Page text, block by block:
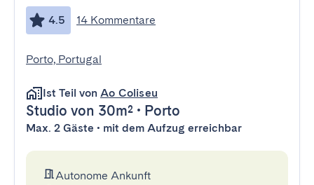
4.5 14 Kommentare
Porto, Portugal
Ist Teil von Ao Coliseu
Studio von 30m² • Porto
Max. 2 Gäste • mit dem Aufzug erreichbar
Autonome Ankunft